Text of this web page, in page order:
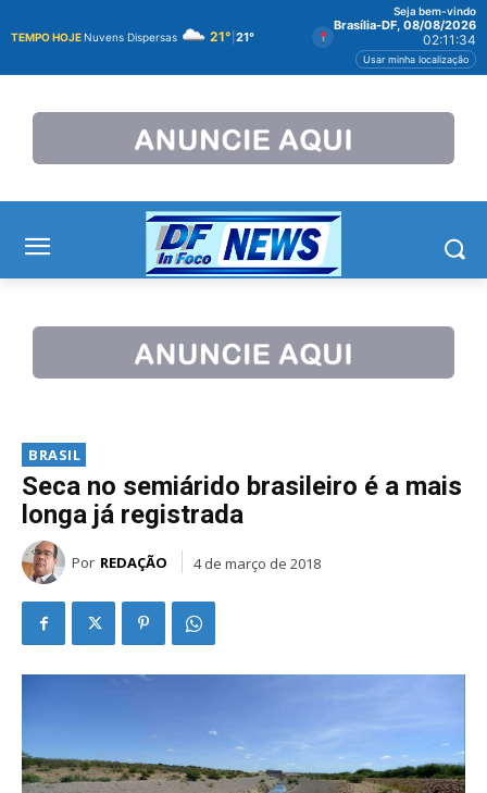
TEMPO HOJENuvens Dispersas 21° 21°
Seja bem-vindo
Brasília-DF, 08/08/2026
02:11:34
Usar minha localização
BRASIL
Seca no semiárido brasileiro é a mais
longa já registrada
Por REDAÇÃO 4 de março de 2018